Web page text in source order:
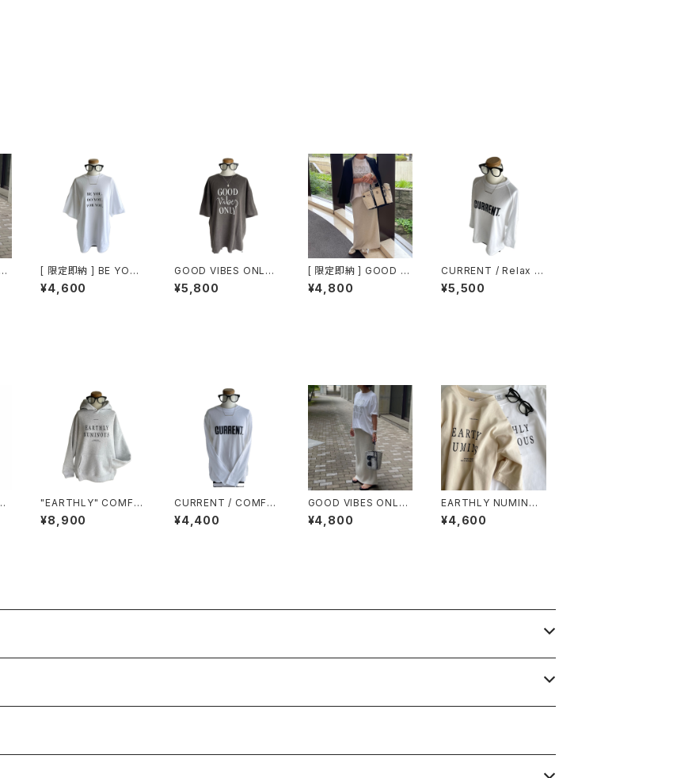
/
[ 限定即納 ] BE YOU /
Over Size Tee / Whi
te
¥4,600
GOOD VIBES ONLY /
Vintage Style Tee /
GRAY
¥5,800
[ 限定即納 ] GOOD VI
BES ONLY / COMFY
BIG TEE
¥4,800
CURRENT / Relax R
aglan sleeve / 7分袖
Tシャツ
¥5,500
"EARTHLY" COMFY
Big Silhouette Hoo
die / Light Gray
¥8,900
CURRENT / COMFY
LONG SLEEVE / ロン
グスリーブTシャツ
¥4,400
GOOD VIBES ONLY /
COMFY BIG TEE
¥4,800
EARTHLY NUMINOU
S / OVER SIZE TEE /
White / Beige
¥4,600